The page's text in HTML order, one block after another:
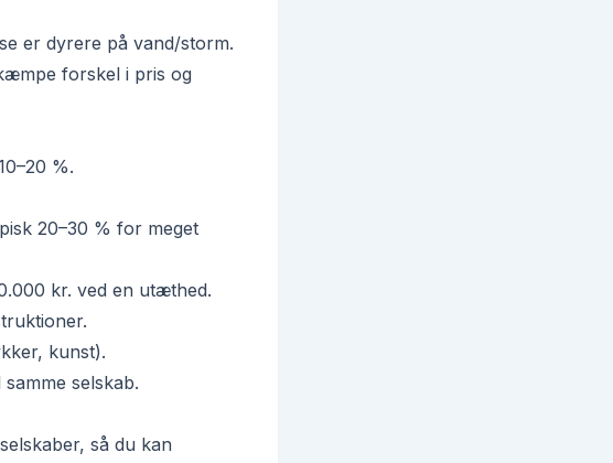
er dyrere på vand/storm.
forskel i pris og
%.
20–30 % for meget
kr. ved en utæthed.
kunst).
selskab.
så du kan